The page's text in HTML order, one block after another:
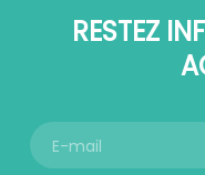
RESTEZ